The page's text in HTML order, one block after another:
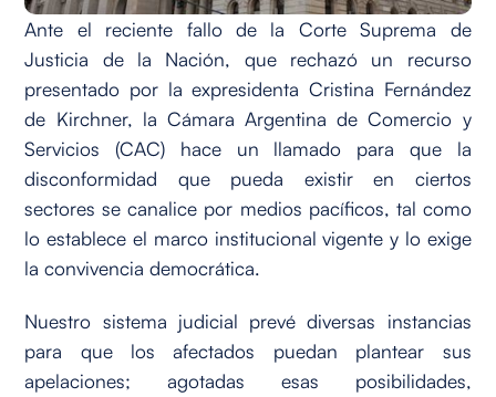
Ante el reciente fallo de la Corte Suprema de
Justicia de la Nación, que rechazó un recurso
presentado por la expresidenta Cristina Fernández
de Kirchner, la Cámara Argentina de Comercio y
Servicios (CAC) hace un llamado para que la
disconformidad que pueda existir en ciertos
sectores se canalice por medios pacíficos, tal como
lo establece el marco institucional vigente y lo exige
la convivencia democrática.
Nuestro sistema judicial prevé diversas instancias
para que los afectados puedan plantear sus
apelaciones; agotadas esas posibilidades,